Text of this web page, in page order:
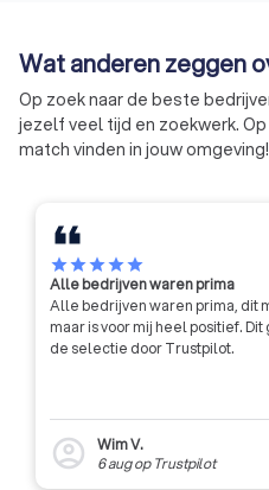
Wat anderen zeggen
Op zoek naar de beste
jezelf veel tijd en zoekwerk.
match vinden in jouw omgeving!
starstarstarstarstar
Alle bedrijven waren prima
Alle bedrijven waren prima, dit
maar is voor mij heel positief.
de selectie door Trustpilot.
account_circle
Wim V.
6 augop Trustpilot